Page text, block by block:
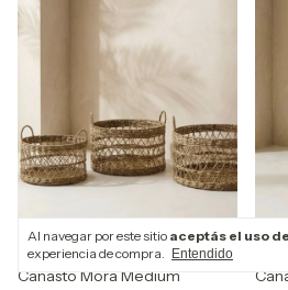
Al navegar por este sitio aceptás el uso
experiencia de compra.
Entendido
Canasto Mora Medium